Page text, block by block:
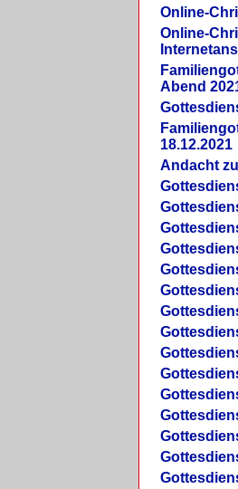
Online-
Online-
Abend
18.12.2021
Andacht